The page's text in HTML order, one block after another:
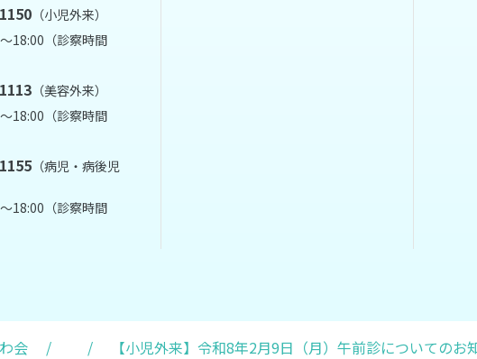
（小児外来）
18:00（診察時間
（美容外来）
18:00（診察時間
（病児・病後児
18:00（診察時間
会 / / 【小児外来】令和8年2月9日（月）午前診についてのお